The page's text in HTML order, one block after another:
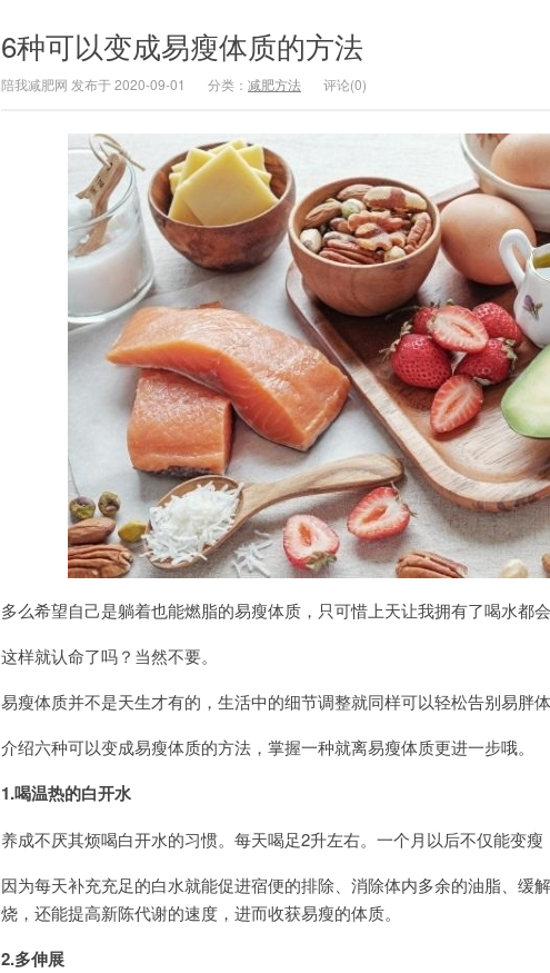
6种可以变成易瘦体质的方法
陪我减肥网 发布于 2020-09-01 分类： 减肥方法 评论(0)
多么希望自己是躺着也能燃脂的易瘦体质，只可惜上天让我拥有了喝水都会
这样就认命了吗？当然不要。
易瘦体质并不是天生才有的，生活中的细节调整就同样可以轻松告别易胖体
介绍六种可以变成易瘦体质的方法，掌握一种就离易瘦体质更进一步哦。
1.喝温热的白开水
养成不厌其烦喝白开水的习惯。每天喝足2升左右。一个月以后不仅能变瘦
因为每天补充充足的白水就能促进宿便的排除、消除体内多余的油脂、缓
烧，还能提高新陈代谢的速度，进而收获易瘦的体质。
2.多伸展